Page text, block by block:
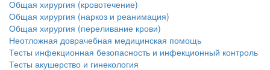
Общая хирургия (кровотечение)
Общая хирургия (наркоз и реанимация)
Общая хирургия (переливание крови)
Неотложная доврачебная медицинская помощь
Тесты инфекционная безопасность и инфекционный контроль
Тесты акушерство и гинекология